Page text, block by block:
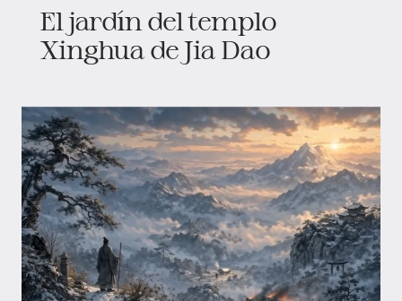
El jardín del templo
Xinghua de Jia Dao